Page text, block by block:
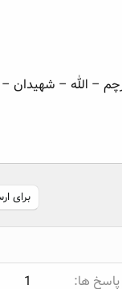
– الله – شهیدان
برای
پاسخ ها 1